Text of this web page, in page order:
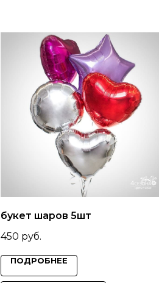
букет шаров 5шт
450 руб.
ПОДРОБНЕЕ